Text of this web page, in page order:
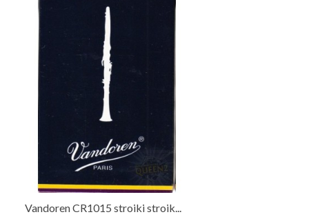
Vandoren CR1015 stroiki stroik...